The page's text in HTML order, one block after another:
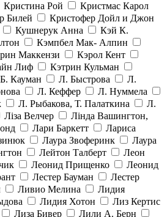
Кристина Рой
Кристмас Карол
Билей
Кристофер Дойл и Джон
Кушнерук Анна
Кэй К.
Кэмпбел Мак- Алпин
Маккензи
Кэрол Кент
Лиф
Кэтрин Кульман
Кауман Л. Быстрова
Л.
Л. Кеффер
Л. Нуммела
Л. Рыбакова, Т. Палаткина
Л.
Ліза Велчер
Лінда Вашингтон,
Лари Баркетт
Лариса
Лаура Звоферинк
Лаура
Лейтон Талберт
Леон
Леонид Прищенко
Леонид
Лестер Бауман
Лестер
Ливио Мелина
Лидия
Лидия Хотон
Лиз Кертис
Лиза Бивер Лили А. Берн